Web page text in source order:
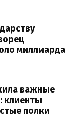
миллиарда
важные
полки